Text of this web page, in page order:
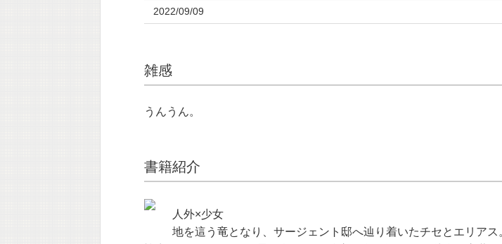
2022/09/09
雑感
うんうん。
書籍紹介
人外×少女
地を這う竜となり、サージェント邸へ辿り着いたチセとエリアス